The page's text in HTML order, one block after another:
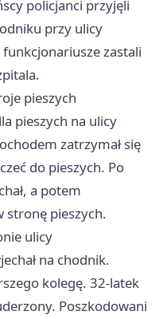
policjanci przyjęli
przy ulicy
zastali
pieszych
pieszych na ulicy
zatrzymał się
do pieszych. Po
a potem
stronę pieszych.
ulicy
na chodnik.
kolegę. 32-latek
Poszkodowani